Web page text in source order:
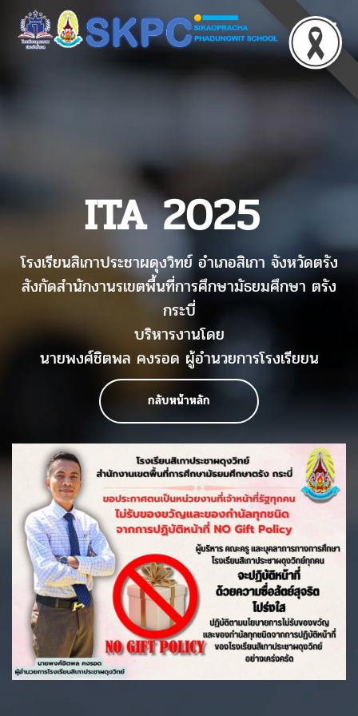
ITA 2025
โรงเรียนสิเกาประชาผดุงวิทย์ อำเภอสิเกา จังหวัดตรัง
สังกัดสำนักงานรเขตพื้นที่การศึกษามัธยมศึกษา ตรัง
กระบี่
บริหารงานโดย
นายพงศ์ชิตพล คงรอด ผู้อำนวยการโรงเรียยน
กลับหน้าหลัก